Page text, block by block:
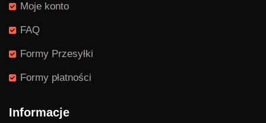
Moje konto
FAQ
Formy Przesyłki
Formy płatności
Informacje